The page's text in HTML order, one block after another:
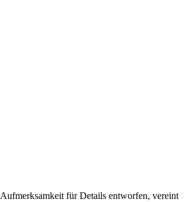
für Details entworfen, vereint